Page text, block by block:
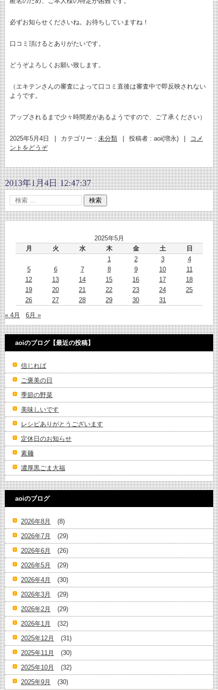
必ずお知らせくださいね。お待ちしていますね！
口コミ頂けるとありがたいです。
どうぞよろしくお願い致します。
（エキテンさんの審査によって口コミ直後は審査中で即反映されない
ようです。
アップされるまで少々時間差があるようですので、ご了承ください）
2025年5月4日 カテゴリー : 未分類 投稿者 : aoi(増永)
コメ
ントをどうぞ
2013年1月4日 12:47:37
2025年5月
月
火 水 木 金 土
日
1
2 3
4
5
6 7 8 9 10
11
12
13 14 15 16 17
18
19
20 21 22 23 24
25
26
27 28 29 30 31
« 4月 6月 »
aoiのブログ【最近の投稿】
信じれば
ご褒美の日
季節の野菜
美味しいです
レシピありがとうございます
定休日のお知らせ
素麺
濃厚黒ごま大福
aoiのブログ
2026年8月
(8)
2026年7月
(29)
2026年6月
(26)
2026年5月
(29)
2026年4月
(30)
2026年3月
(29)
2026年2月
(29)
2026年1月
(32)
2025年12月
(31)
2025年11月
(30)
2025年10月
(32)
2025年9月
(30)